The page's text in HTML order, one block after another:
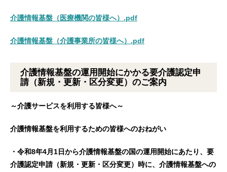
介護情報基盤（医療機関の皆様へ）.pdf
介護情報基盤（介護事業所の皆様へ）.pdf
介護情報基盤の運用開始にかかる要介護認定申
請（新規・更新・区分変更）のご案内
～介護サービスを利用する皆様へ～
介護情報基盤を利用するための皆様へのおねがい
・令和8年4月1日から介護情報基盤の国の運用開始にあたり、 要
介護認定申請（新規・更新・区分変更）時に、 介護情報基盤への